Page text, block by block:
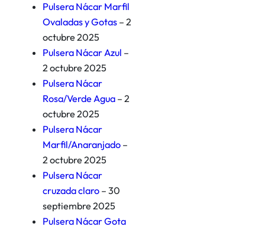
Pulsera Nácar Marfil
Ovaladas y Gotas – 2
octubre 2025
Pulsera Nácar Azul –
2 octubre 2025
Pulsera Nácar
Rosa/Verde Agua – 2
octubre 2025
Pulsera Nácar
Marfil/Anaranjado –
2 octubre 2025
Pulsera Nácar
cruzada claro – 30
septiembre 2025
Pulsera Nácar Gota